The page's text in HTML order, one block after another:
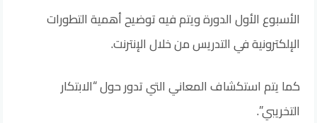
الأسبوع الأول الدورة ويتم فيه توضيح أهمية التطورات
الإلكترونية في التدريس من خلال الإنترنت.
كما يتم استكشاف المعاني التي تدور حول “الابتكار
التخريبي”.